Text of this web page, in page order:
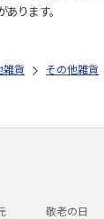
ります。
雑貨 その他雑貨
敬老の日